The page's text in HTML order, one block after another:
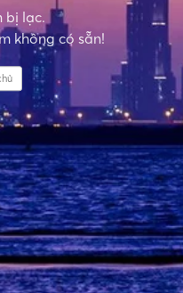
bị lạc.
không có sẵn!